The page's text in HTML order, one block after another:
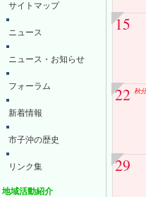
サイトマップ
ニュース
ニュース・お知らせ
フォーラム
新着情報
市子沖の歴史
リンク集
地域活動紹介
15
22 秋
29